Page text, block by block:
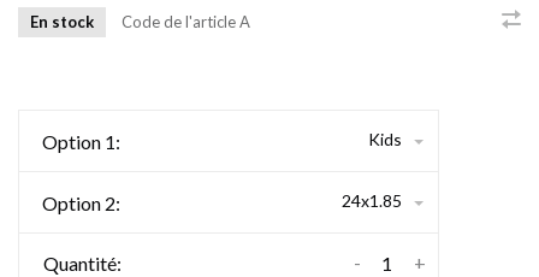
En stock Code de l'articleA
Option 1: Kids
Option 2: 24x1.85
Quantité: +
-